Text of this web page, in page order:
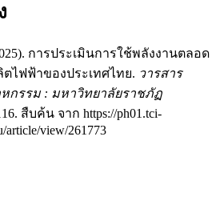
การประเมินการใช้พลังงานตลอด
ไฟฟ้าของประเทศไทย. วารสาร
กรรม : มหาวิทยาลัยราชภัฏ
สืบค้น จาก https://ph01.tci-
article/view/261773